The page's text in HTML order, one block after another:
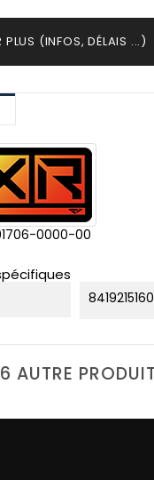
PLUS (INFOS, DÉLAIS ...)
0000-00
AUTRE